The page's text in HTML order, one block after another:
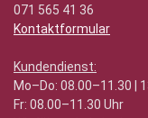
071 565 41 36
Kontaktformular
Kundendienst:
Mo–Do: 08.00–11.30 |
Fr: 08.00–11.30 Uhr